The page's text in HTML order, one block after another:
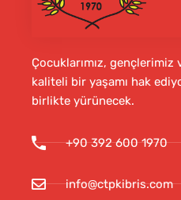
Çocuklarımız,
kaliteli bir yaşamı hak
birlikte yürünecek.
+90 392 600 1970
info@ctpkibris.com